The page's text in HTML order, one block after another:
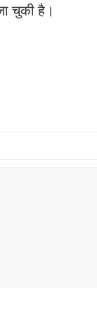
चुकी है।